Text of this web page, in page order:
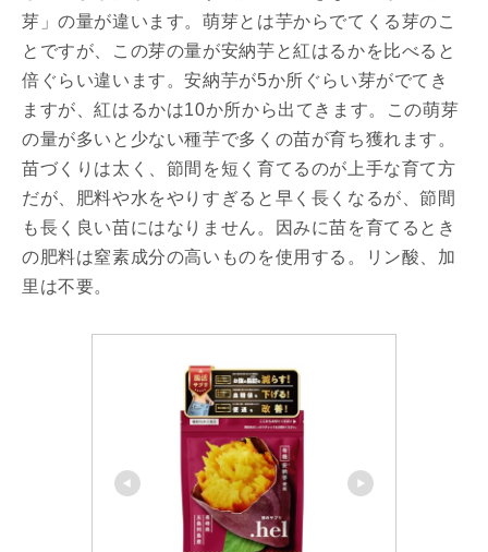
芽」の量が違います。萌芽とは芋からでてくる芽のこ
とですが、この芽の量が安納芋と紅はるかを比べると
倍ぐらい違います。安納芋が5か所ぐらい芽がでてき
ますが、紅はるかは10か所から出てきます。この萌芽
の量が多いと少ない種芋で多くの苗が育ち獲れます。
苗づくりは太く、節間を短く育てるのが上手な育て方
だが、肥料や水をやりすぎると早く長くなるが、節間
も長く良い苗にはなりません。因みに苗を育てるとき
の肥料は窒素成分の高いものを使用する。リン酸、加
里は不要。